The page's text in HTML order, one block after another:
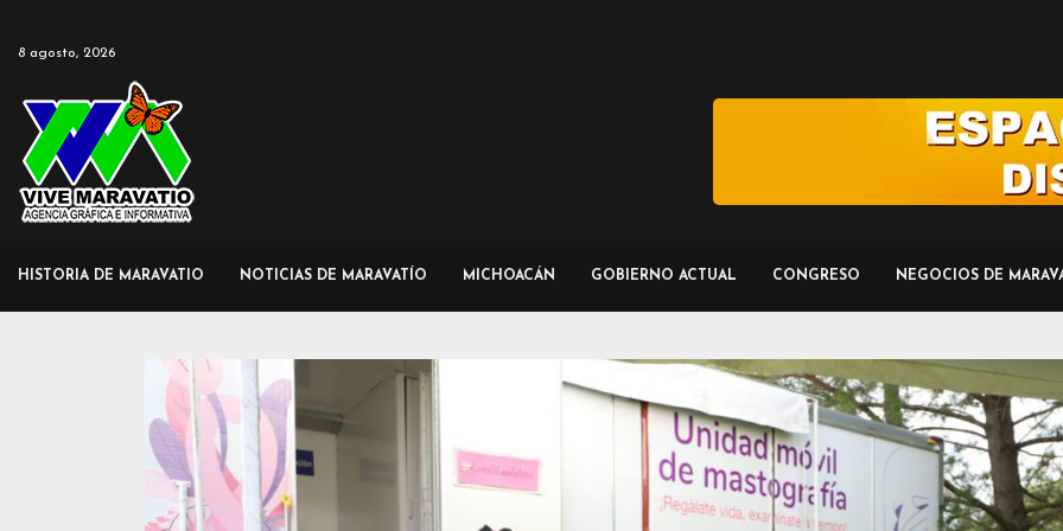
8 agosto, 2026
HISTORIA DE MARAVATIO NOTICIAS DE MARAVATÍO MICHOACÁN GOBIERNO ACTUAL CONGRESO NEGOCIOS DE